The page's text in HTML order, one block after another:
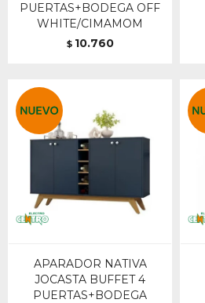
PUERTAS+BODEGA OFF
WHITE/CIMAMOM
$ 10.760
APARADOR NATIVA
JOCASTA BUFFET 4
PUERTAS+BODEGA